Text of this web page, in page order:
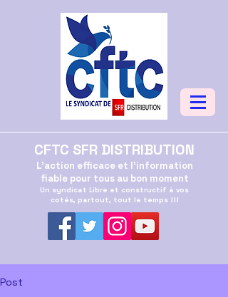
CFTC SFR DISTRIBUTION
L'action efficace et l'information
fiable pour tous au bon moment
Un syndicat Libre et constructif à vos
cotés, partout, tout le temps !!!
Post